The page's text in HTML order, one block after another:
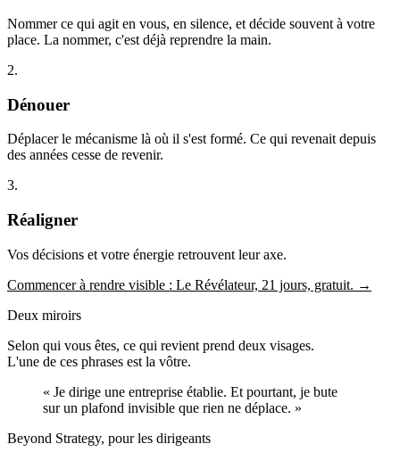
Nommer ce qui agit en vous, en silence, et décide souvent à votre
place. La nommer, c'est déjà reprendre la main.
2.
Dénouer
Déplacer le mécanisme là où il s'est formé. Ce qui revenait depuis
des années cesse de revenir.
3.
Réaligner
Vos décisions et votre énergie retrouvent leur axe.
Commencer à rendre visible : Le Révélateur, 21 jours, gratuit. →
Deux miroirs
Selon qui vous êtes, ce qui revient prend deux visages.
L'une de ces phrases est la vôtre.
« Je dirige une entreprise établie. Et pourtant, je bute
sur un plafond invisible que rien ne déplace. »
Beyond Strategy, pour les dirigeants